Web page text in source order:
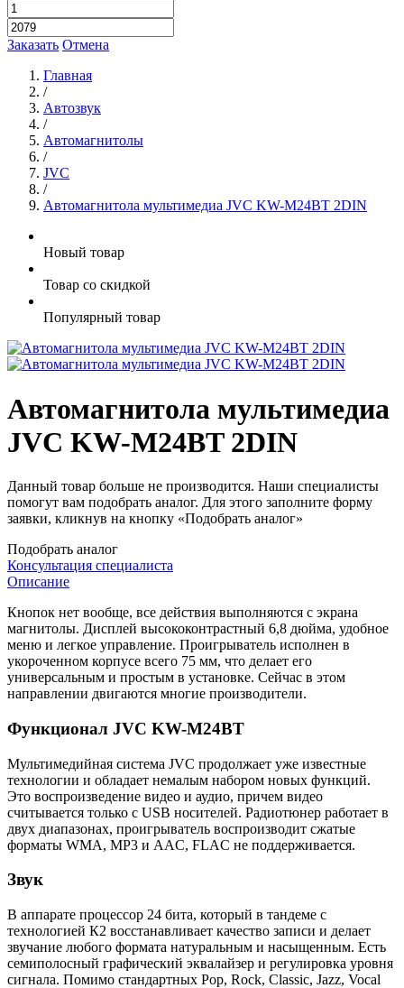
Заказать Отмена
Главная
/
Автозвук
/
Автомагнитолы
/
JVC
/
Автомагнитола мультимедиа JVC KW-M24BT 2DIN
Новый товар
Товар со скидкой
Популярный товар
Автомагнитола мультимедиа
JVC KW-M24BT 2DIN
Данный товар больше не производится. Наши специалисты
помогут вам подобрать аналог. Для этого заполните форму
заявки, кликнув на кнопку «Подобрать аналог»
Подобрать аналог
Консультация специалиста
Описание
Кнопок нет вообще, все действия выполняются с экрана
магнитолы. Дисплей высококонтрастный 6,8 дюйма, удобное
меню и легкое управление. Проигрыватель исполнен в
укороченном корпусе всего 75 мм, что делает его
универсальным и простым в установке. Сейчас в этом
направлении двигаются многие производители.
Функционал JVC KW-M24BT
Мультимедийная система JVC продолжает уже известные
технологии и обладает немалым набором новых функций.
Это воспроизведение видео и аудио, причем видео
считывается только с USB носителей. Радиотюнер работает в
двух диапазонах, проигрыватель воспроизводит сжатые
форматы WMA, MP3 и AAC, FLAC не поддерживается.
Звук
В аппарате процессор 24 бита, который в тандеме с
технологией К2 восстанавливает качество записи и делает
звучание любого формата натуральным и насыщенным. Есть
семиполосный графический эквалайзер и регулировка уровня
сигнала. Помимо стандартных Pop, Rock, Classic, Jazz, Vocal